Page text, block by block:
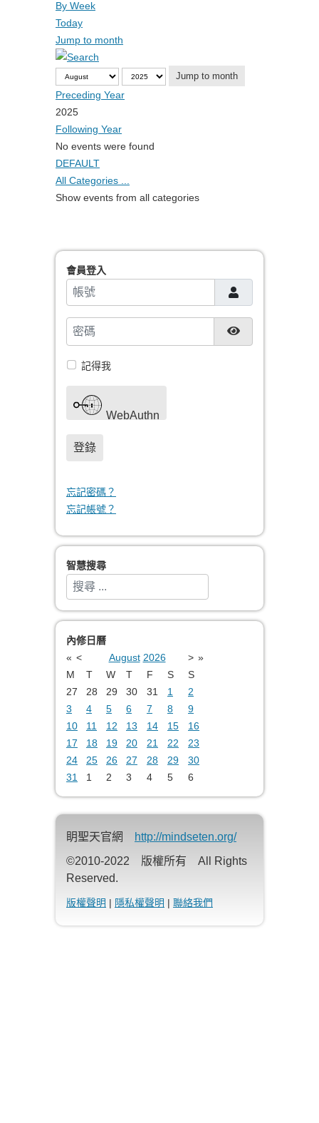
By Week
Today
Jump to month
Jump to month
Preceding Year
2025
Following Year
No events were found
Pagination List Limit
DEFAULT
All Categories ...
Show events from all categories
會員登入
帳號
密碼 顯示密碼
記得我
WebAuthn
登錄
忘記密碼？
忘記帳號？
智慧搜尋
搜索
Type 2 or more characters for results.
內修日曆
« < August 2026 > »
M
T W T F S
S
27
28 29 30 31 1
2
3
4 5 6 7 8
9
10
11 12 13 14 15
16
17
18 19 20 21 22
23
24
25 26 27 28 29
30
31
1 2 3 4 5 6
眀聖天官網
http://mindseten.org/
©2010-2022 版權所有 All Rights
Reserved.
版權聲明 | 隱私權聲明 | 聯絡我們